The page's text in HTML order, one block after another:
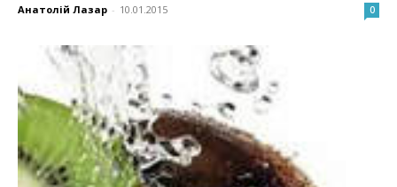
Анатолій Лазар - 10.01.2015 0